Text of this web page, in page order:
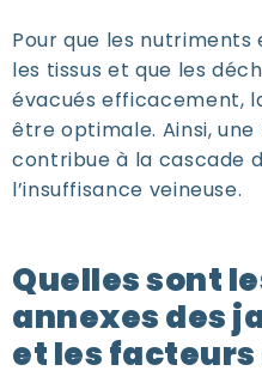
Pour que les
les tissus et que les
évacués efficacement,
être optimale. Ainsi,
contribue à la cascade
l’insuffisance veineuse.
Quelles sont
annexes des
et les